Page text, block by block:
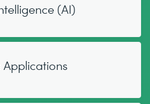
(AI)
Applications